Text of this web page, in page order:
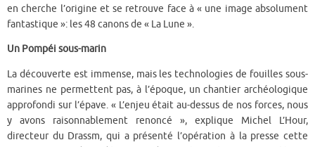
en cherche l’origine et se retrouve face à « une image absolument
fantastique »: les 48 canons de « La Lune ».
Un Pompéi sous-marin
La découverte est immense, mais les technologies de fouilles sous-
marines ne permettent pas, à l’époque, un chantier archéologique
approfondi sur l’épave. « L’enjeu était au-dessus de nos forces, nous
y avons raisonnablement renoncé », explique Michel L’Hour,
directeur du Drassm, qui a présenté l’opération à la presse cette